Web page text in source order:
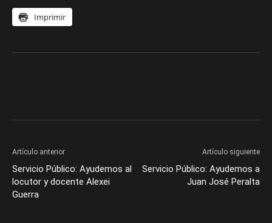
Imprimir
Artículo anterior
Servicio Público: Ayudemos al
locutor y docente Alexei
Guerra
Artículo siguiente
Servicio Público: Ayudemos a
Juan José Peralta